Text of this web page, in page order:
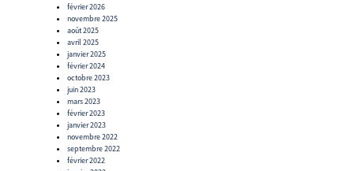
février 2026
novembre 2025
août 2025
avril 2025
janvier 2025
février 2024
octobre 2023
juin 2023
mars 2023
février 2023
janvier 2023
novembre 2022
septembre 2022
février 2022